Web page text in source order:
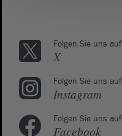
Folgen Sie uns auf
X
Folgen Sie uns auf
Instagram
Folgen Sie uns auf
Facebook